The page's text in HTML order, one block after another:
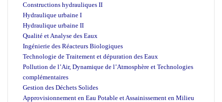
Constructions hydrauliques II
Hydraulique urbaine I
Hydraulique urbaine II
Qualité et Analyse des Eaux
Ingénierie des Réacteurs Biologiques
Technologie de Traitement et dépuration des Eaux
Pollution de l’Air, Dynamique de l’Atmosphère et Technologies
complémentaires
Gestion des Déchets Solides
Approvisionnement en Eau Potable et Assainissement en Milieu